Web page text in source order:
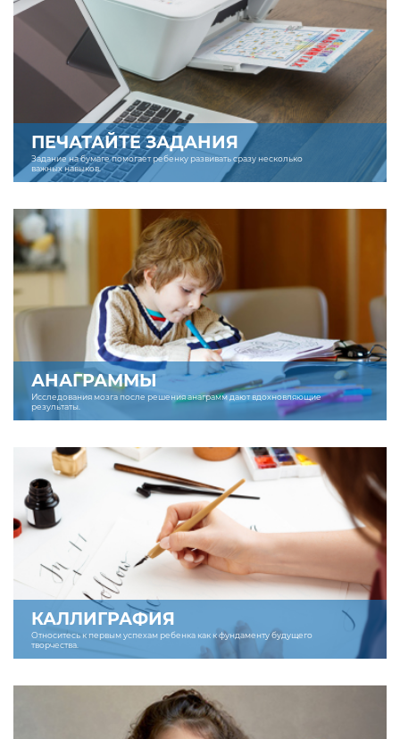
ПЕЧАТАЙТЕ ЗАДАНИЯ
Задание на бумаге помогает ребенку развивать сразу несколько
важных навыков.
АНАГРАММЫ
Исследования мозга после решения анаграмм дают вдохновляющие
результаты.
КАЛЛИГРАФИЯ
Относитесь к первым успехам ребенка как к фундаменту будущего
творчества.